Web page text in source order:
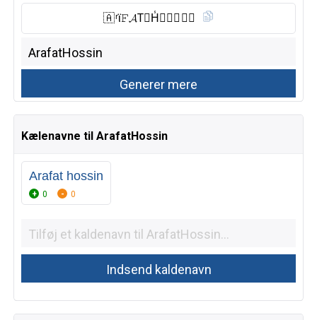
🇦 ʳϊ𝙵𝓐T⃠H̾🅞︎𝙎🇸 𝓘𝗡
Kælenavne til ArafatHossin
Arafat hossin
0 0